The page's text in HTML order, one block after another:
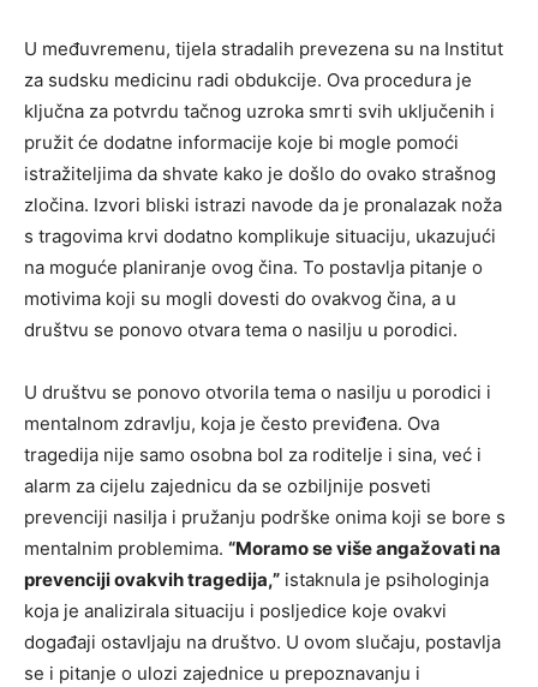
U međuvremenu, tijela stradalih prevezena su na Institut
za sudsku medicinu radi obdukcije. Ova procedura je
ključna za potvrdu tačnog uzroka smrti svih uključenih i
pružit će dodatne informacije koje bi mogle pomoći
istražiteljima da shvate kako je došlo do ovako strašnog
zločina. Izvori bliski istrazi navode da je pronalazak noža
s tragovima krvi dodatno komplikuje situaciju, ukazujući
na moguće planiranje ovog čina. To postavlja pitanje o
motivima koji su mogli dovesti do ovakvog čina, a u
društvu se ponovo otvara tema o nasilju u porodici.
U društvu se ponovo otvorila tema o nasilju u porodici i
mentalnom zdravlju, koja je često previđena. Ova
tragedija nije samo osobna bol za roditelje i sina, već i
alarm za cijelu zajednicu da se ozbiljnije posveti
prevenciji nasilja i pružanju podrške onima koji se bore s
mentalnim problemima. “Moramo se više angažovati na
prevenciji ovakvih tragedija,” istaknula je psihologinja
koja je analizirala situaciju i posljedice koje ovakvi
događaji ostavljaju na društvo. U ovom slučaju, postavlja
se i pitanje o ulozi zajednice u prepoznavanju i